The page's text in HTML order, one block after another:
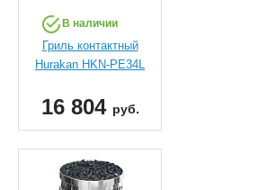
В наличии
Гриль контактный
Hurakan HKN-PE34L
16 804 руб.